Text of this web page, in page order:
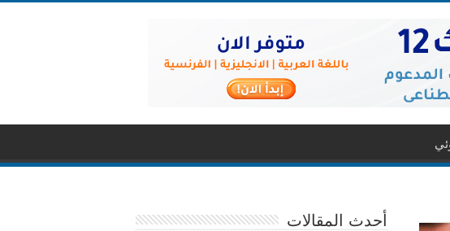
أحدث المقالات